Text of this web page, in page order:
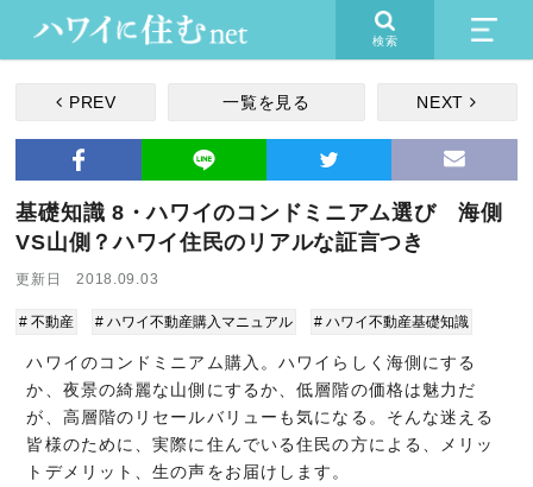
検索
PREV 一覧を見る NEXT
基礎知識 8・ハワイのコンドミニアム選び 海側
VS山側？ハワイ住民のリアルな証言つき
更新日 2018.09.03
# 不動産 # ハワイ不動産購入マニュアル # ハワイ不動産基礎知識
ハワイのコンドミニアム購入。ハワイらしく海側にする
か、夜景の綺麗な山側にするか、低層階の価格は魅力だ
が、高層階のリセールバリューも気になる。そんな迷える
皆様のために、実際に住んでいる住民の方による、メリッ
トデメリット、生の声をお届けします。